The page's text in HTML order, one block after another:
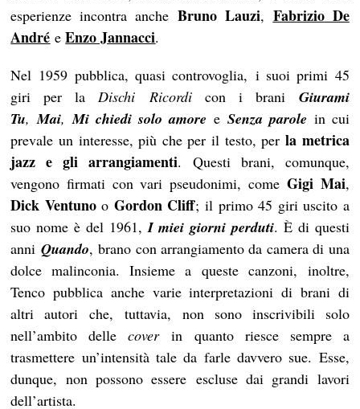
esperienze incontra anche Bruno Lauzi, Fabrizio De
André eEnzo Jannacci.
Nel 1959 pubblica, quasi controvoglia, i suoi primi 45
giri per la Dischi Ricordicon i brani Giurami
Tu,Mai,Mi chiedi solo amore e Senza parole in cui
prevale un interesse, più che per il testo, per la metrica
jazz e gli arrangiamenti.
Questi brani, comunque,
vengono firmati con vari pseudonimi, come Gigi Mai,
Dick Ventunoo Gordon Cliff; il primo 45 giri uscito a
suo nome è del 1961, I miei giorni perduti. È di questi
anni Quando, brano con arrangiamento da camera di una
dolce malinconia. Insieme a queste canzoni, inoltre,
Tenco pubblica anche varie interpretazioni di brani di
altri autori che, tuttavia, non sono inscrivibili solo
nell’ambito dellecoverin quanto riesce sempre a
trasmettere un’intensità tale da farle davvero sue. Esse,
dunque, non possono essere escluse dai grandi lavori
dell’artista.